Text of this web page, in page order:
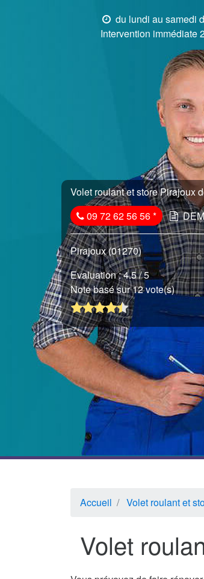
du lundi au samedi
Intervention immédiate
Volet roulant et store Pirajoux
09 72 62 56 56*
Pirajoux (01270)
Evaluation :4.5/ 5
Note basé sur 12 vote(s)
Accueil Volet roulant et
Volet